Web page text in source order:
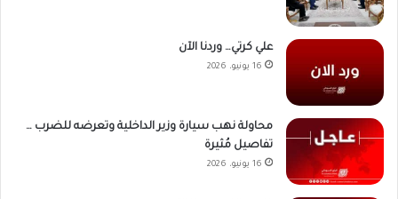
علي كرتي… وردنا الآن
16 يونيو، 2026
محاولة نهب سيارة وزير الداخلية وتعرضه للضرب …
تفاصيل مُثيرة
16 يونيو، 2026